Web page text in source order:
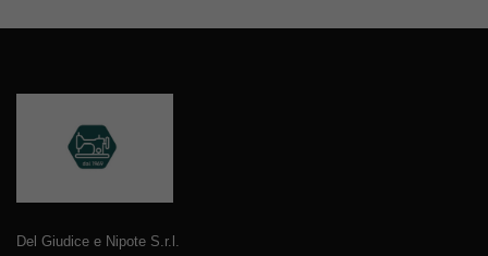
Del Giudice e Nipote S.r.l.